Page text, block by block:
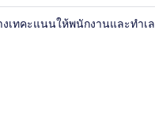
งเทคะแนนให้พนักงานและทำเล